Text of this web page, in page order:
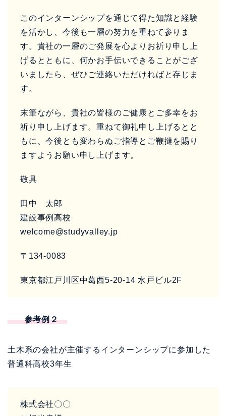
このインターンシップを通じて得た知識と経験
を活かし、今後も一層の努力を重ねて参りま
す。貴社の一層のご発展を心よりお祈り申し上
げるとともに、何かお手伝いできることがござ
いましたら、ぜひご連絡いただければと存じま
す。
末筆ながら、貴社の皆様のご健康とご多幸をお
祈り申し上げます。重ねて御礼申し上げるとと
もに、今後とも変わらぬご指導とご鞭撻を賜り
ますようお願い申し上げます。
敬具
田中 太郎
建設事例高校
welcome@studyvalley.jp
〒134-0083
東京都江戸川区中葛西5-20-14 水戸ビル2F
参考例２
土木系の会社が主催するインターンシップに参加した
普通科高校3年生
株式会社〇〇